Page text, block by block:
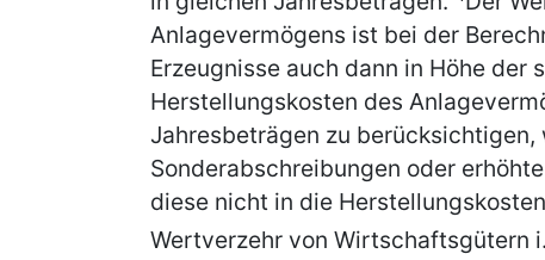
Anlagevermögens ist bei der
Erzeugnisse auch dann in Höhe
Herstellungskosten des
Jahresbeträgen zu
Sonderabschreibungen oder
diese nicht in die
Wertverzehr von Wirtschaftsgütern